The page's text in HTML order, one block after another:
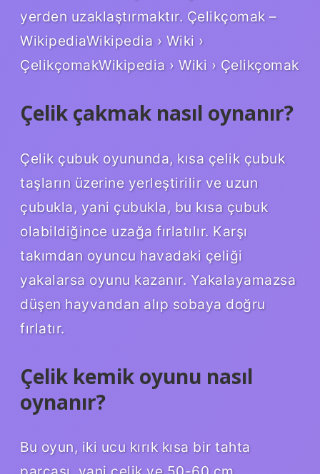
yerden uzaklaştırmaktır. Çelikçomak –
WikipediaWikipedia › Wiki ›
ÇelikçomakWikipedia › Wiki › Çelikçomak
Çelik çakmak nasıl oynanır?
Çelik çubuk oyununda, kısa çelik çubuk
taşların üzerine yerleştirilir ve uzun
çubukla, yani çubukla, bu kısa çubuk
olabildiğince uzağa fırlatılır. Karşı
takımdan oyuncu havadaki çeliği
yakalarsa oyunu kazanır. Yakalayamazsa
düşen hayvandan alıp sobaya doğru
fırlatır.
Çelik kemik oyunu nasıl
oynanır?
Bu oyun, iki ucu kırık kısa bir tahta